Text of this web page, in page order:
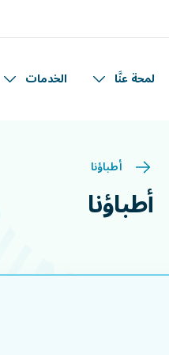
لمحة عنَّا الخدمات
أطباؤنا
أطباؤنا